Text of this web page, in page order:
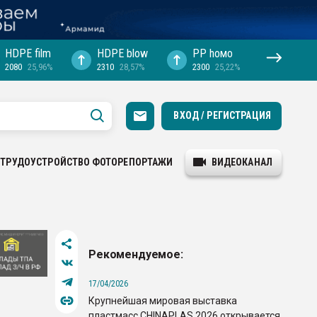
HDPE film
2080 25,96%
HDPE blow
2310 28,57%
PP hомо
2300 25,22%
ВХОД / РЕГИСТРАЦИЯ
ТРУДОУСТРОЙСТВО ФОТОРЕПОРТАЖИ ВИДЕОКАНАЛ
Рекомендуемое:
17/04/2026
Крупнейшая мировая выставка